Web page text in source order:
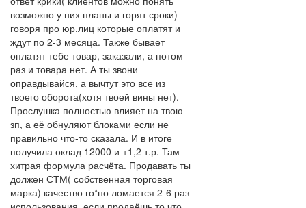
возможно у них планы и горят сроки)
говоря про юр.лиц которые оплатят и
ждут по 2-3 месяца. Также бывает
оплатят тебе товар, заказали, а потом
раз и товара нет. А ты звони
оправдывайся, а вычтут это все из
твоего оборота(хотя твоей вины нет).
Прослушка полностью влияет на твою
зп, а её обнуляют блоками если не
правильно что-то сказала. И в итоге
получила оклад 12000 и +1,2 т.р. Там
хитрая формула расчёта. Продавать ты
должен СТМ( собственная торговая
марка) качество го*но ломается 2-6 раз